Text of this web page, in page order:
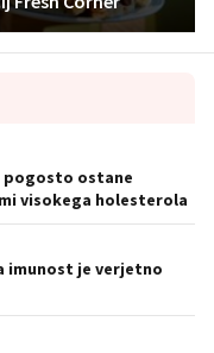
pogosto ostane
visokega holesterola
imunost je verjetno